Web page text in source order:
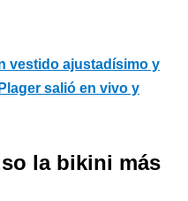
vestido ajustadísimo y
salió en vivo y
la bikini más